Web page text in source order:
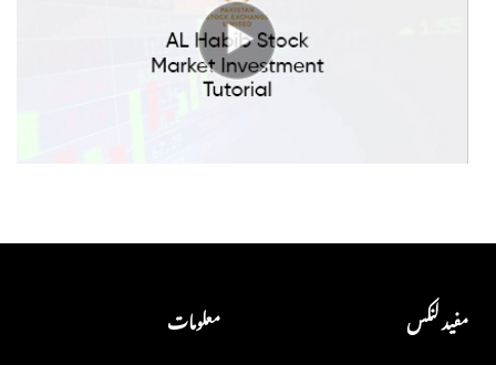
مفید لنکس معلومات